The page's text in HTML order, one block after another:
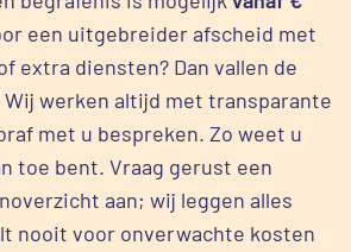
een uitgebreider afscheid met
extra diensten? Dan vallen de
werken altijd met transparante
met u bespreken. Zo weet u
toe bent. Vraag gerust een
aan; wij leggen alles
nooit voor onverwachte kosten